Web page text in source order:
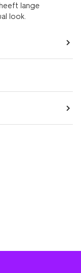
lange
look.